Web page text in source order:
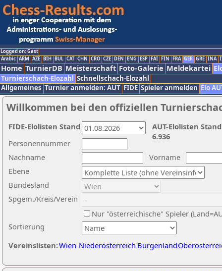
Logged on: Gast
Arabic ARM AZE BIH BUL CAT CHN CRO CZE DEN ENG ESP FAI FIN FRA GER GRE INA
Home TurnierDB Meisterschaft Foto-Galerie Meldekartei
Turnierschach-Elozahl Schnellschach-Elozahl
Allgemeines Turnier anmelden: AUT FIDE Spieler anmelden Elo
Willkommen bei den offiziellen
Nachname
Vorname
Ebene
Sortierung
Personennummer
Bundesland
Spgem./Kreis/Verein
Nur "österreichische" Spieler
Vereinslisten:Wien Niederösterreich Burgenland
AUT-Elolisten
6.936
FIDE-Elolisten Stand